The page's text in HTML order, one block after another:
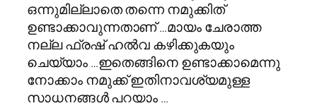
ഒന്നുമില്ലാതെ തന്നെ നമുക്കിത്
ഉണ്ടാക്കാവുന്നതാണ് …മായം ചേരാത്ത
നല്ല ഫ്രഷ്‌ ഹല്‍വ കഴിക്കുകയും
ചെയ്യാം …ഇതെങ്ങിനെ ഉണ്ടാക്കാമെന്നു
നോക്കാം നമുക്ക് ഇതിനാവശ്യമുള്ള
സാധനങ്ങള്‍ പറയാം …